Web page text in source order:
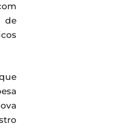
de